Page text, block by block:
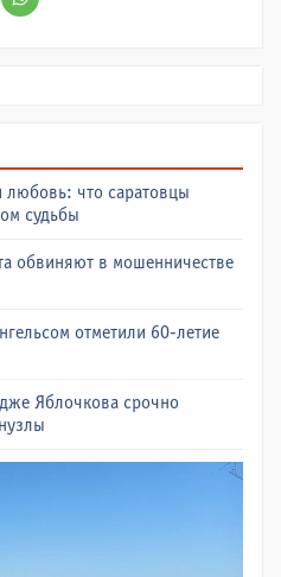
любовь: что саратовцы
судьбы
обвиняют в мошенничестве
отметили 60-летие
Яблочкова срочно